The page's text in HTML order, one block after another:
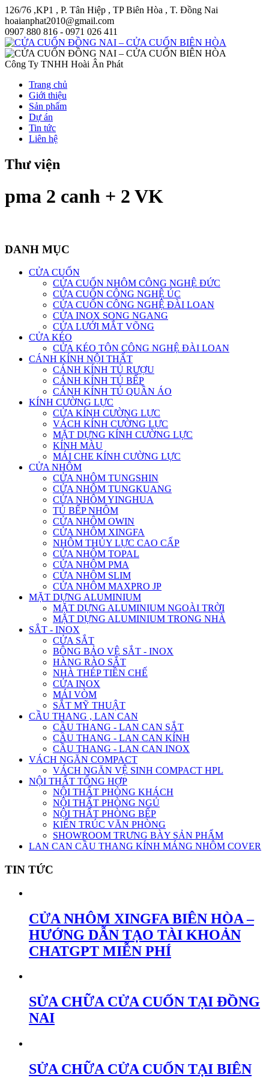
126/76 ,KP1 , P. Tân Hiệp , TP Biên Hòa , T. Đồng Nai
hoaianphat2010@gmail.com
0907 880 816 - 0971 026 411
Công Ty TNHH Hoài Ân Phát
Trang chủ
Giới thiệu
Sản phẩm
Dự án
Tin tức
Liên hệ
Thư viện
pma 2 canh + 2 VK
DANH MỤC
CỬA CUỐN
CỬA CUỐN NHÔM CÔNG NGHỆ ĐỨC
CỬA CUỐN CÔNG NGHỆ ÚC
CỬA CUỐN CÔNG NGHỆ ĐÀI LOAN
CỬA INOX SONG NGANG
CỬA LƯỚI MẮT VÕNG
CỬA KÉO
CỬA KÉO TÔN CÔNG NGHỆ ĐÀI LOAN
CÁNH KÍNH NỘI THẤT
CÁNH KÍNH TỦ RƯỢU
CÁNH KÍNH TỦ BẾP
CÁNH KÍNH TỦ QUẦN ÁO
KÍNH CƯỜNG LỰC
CỬA KÍNH CƯỜNG LỰC
VÁCH KÍNH CƯỜNG LỰC
MẶT DỰNG KÍNH CƯỜNG LỰC
KÍNH MÀU
MÁI CHE KÍNH CƯỜNG LỰC
CỬA NHÔM
CỬA NHÔM TUNGSHIN
CỬA NHÔM TUNGKUANG
CỬA NHÔM YINGHUA
TỦ BẾP NHÔM
CỬA NHÔM OWIN
CỬA NHÔM XINGFA
NHÔM THỦY LỰC CAO CẤP
CỬA NHÔM TOPAL
CỬA NHÔM PMA
CỬA NHÔM SLIM
CỬA NHÔM MAXPRO JP
MẶT DỰNG ALUMINIUM
MẶT DỰNG ALUMINIUM NGOÀI TRỜI
MẶT DỰNG ALUMINIUM TRONG NHÀ
SẮT - INOX
CỬA SẮT
BÔNG BẢO VỆ SẮT - INOX
HÀNG RÀO SẮT
NHÀ THÉP TIỀN CHẾ
CỬA INOX
MÁI VÒM
SẮT MỸ THUẬT
CẦU THANG , LAN CAN
CẦU THANG - LAN CAN SẮT
CẦU THANG - LAN CAN KÍNH
CẦU THANG - LAN CAN INOX
VÁCH NGĂN COMPACT
VÁCH NGĂN VỆ SINH COMPACT HPL
NỘI THẤT TỔNG HỢP
NỘI THẤT PHÒNG KHÁCH
NỘI THẤT PHÒNG NGỦ
NỘI THẤT PHÒNG BẾP
KIẾN TRÚC VĂN PHÒNG
SHOWROOM TRƯNG BÀY SẢN PHẨM
LAN CAN CẦU THANG KÍNH MÁNG NHÔM COVER
TIN TỨC
CỬA NHÔM XINGFA BIÊN HÒA –
HƯỚNG DẪN TẠO TÀI KHOẢN
CHATGPT MIỄN PHÍ
SỬA CHỮA CỬA CUỐN TẠI ĐỒNG
NAI
SỬA CHỮA CỬA CUỐN TẠI BIÊN